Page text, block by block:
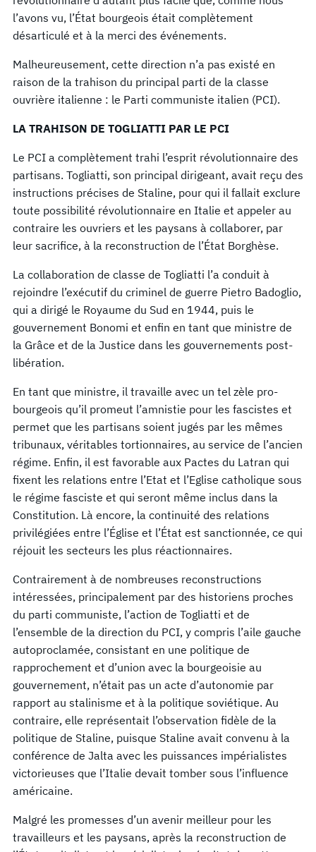
l’avons vu, l’État bourgeois était complètement
désarticulé et à la merci des événements.
Malheureusement, cette direction n’a pas existé en
raison de la trahison du principal parti de la classe
ouvrière italienne : le Parti communiste italien (PCI).
LA TRAHISON DE TOGLIATTI PAR LE PCI
Le PCI a complètement trahi l’esprit révolutionnaire des
partisans. Togliatti, son principal dirigeant, avait reçu des
instructions précises de Staline, pour qui il fallait exclure
toute possibilité révolutionnaire en Italie et appeler au
contraire les ouvriers et les paysans à collaborer, par
leur sacrifice, à la reconstruction de l’État Borghèse.
La collaboration de classe de Togliatti l’a conduit à
rejoindre l’exécutif du criminel de guerre Pietro Badoglio,
qui a dirigé le Royaume du Sud en 1944, puis le
gouvernement Bonomi et enfin en tant que ministre de
la Grâce et de la Justice dans les gouvernements post-
libération.
En tant que ministre, il travaille avec un tel zèle pro-
bourgeois qu’il promeut l’amnistie pour les fascistes et
permet que les partisans soient jugés par les mêmes
tribunaux, véritables tortionnaires, au service de l’ancien
régime. Enfin, il est favorable aux Pactes du Latran qui
fixent les relations entre l’Etat et l’Eglise catholique sous
le régime fasciste et qui seront même inclus dans la
Constitution. Là encore, la continuité des relations
privilégiées entre l’Église et l’État est sanctionnée, ce qui
réjouit les secteurs les plus réactionnaires.
Contrairement à de nombreuses reconstructions
intéressées, principalement par des historiens proches
du parti communiste, l’action de Togliatti et de
l’ensemble de la direction du PCI, y compris l’aile gauche
autoproclamée, consistant en une politique de
rapprochement et d’union avec la bourgeoisie au
gouvernement, n’était pas un acte d’autonomie par
rapport au stalinisme et à la politique soviétique. Au
contraire, elle représentait l’observation fidèle de la
politique de Staline, puisque Staline avait convenu à la
conférence de Jalta avec les puissances impérialistes
victorieuses que l’Italie devait tomber sous l’influence
américaine.
Malgré les promesses d’un avenir meilleur pour les
travailleurs et les paysans, après la reconstruction de